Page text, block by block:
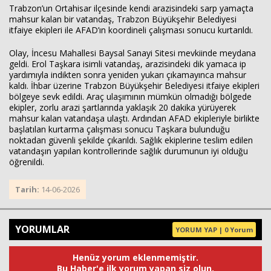
Trabzon’un Ortahisar ilçesinde kendi arazisindeki sarp yamaçta
mahsur kalan bir vatandaş, Trabzon Büyükşehir Belediyesi
itfaiye ekipleri ile AFAD’ın koordineli çalışması sonucu kurtarıldı.
Olay, İncesu Mahallesi Baysal Sanayi Sitesi mevkiinde meydana
geldi. Erol Taşkara isimli vatandaş, arazisindeki dik yamaca ip
yardımıyla indikten sonra yeniden yukarı çıkamayınca mahsur
kaldı. İhbar üzerine Trabzon Büyükşehir Belediyesi itfaiye ekipleri
bölgeye sevk edildi. Araç ulaşımının mümkün olmadığı bölgede
ekipler, zorlu arazi şartlarında yaklaşık 20 dakika yürüyerek
mahsur kalan vatandaşa ulaştı. Ardından AFAD ekipleriyle birlikte
başlatılan kurtarma çalışması sonucu Taşkara bulunduğu
noktadan güvenli şekilde çıkarıldı. Sağlık ekiplerine teslim edilen
vatandaşın yapılan kontrollerinde sağlık durumunun iyi olduğu
öğrenildi.
Tarih: 14-06-2026
YORUMLAR YORUM YAP | 0 Yorum
Henüz yorum eklenmemiştir.
Bu Haber'e ilk yorum yapan siz olun.